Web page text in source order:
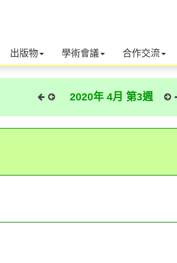
出版物 學術會議 合作交流
2020年 4月 第3週